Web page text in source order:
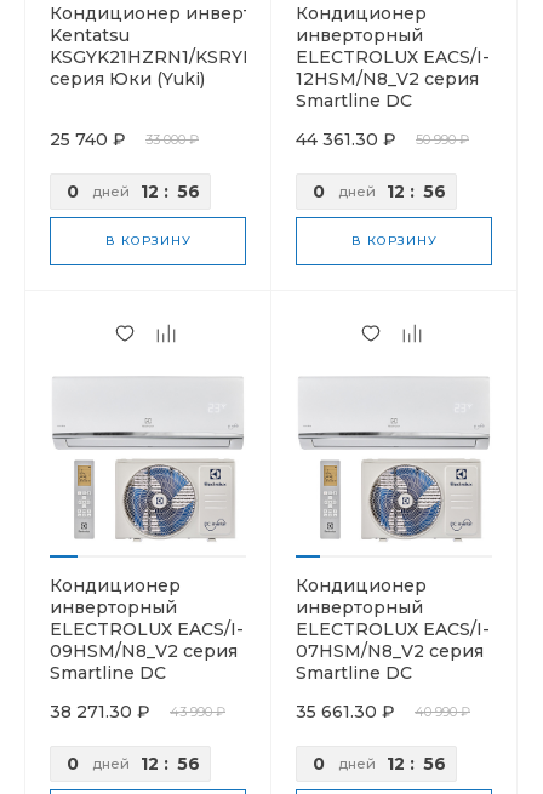
Кондиционер инверторный
Kentatsu
KSGYK21HZRN1/KSRYK21HZRN1
серия Юки (Yuki)
25 740 ₽ 33 000 ₽
0 дней 12 : 56
В КОРЗИНУ
Кондиционер
инверторный
ELECTROLUX EACS/I-
12HSM/N8_V2 серия
Smartline DC
44 361.30 ₽
50 990 ₽
0 дней 12 : 56
В КОРЗИНУ
Кондиционер
инверторный
ELECTROLUX EACS/I-
09HSM/N8_V2 серия
Smartline DC
38 271.30 ₽
43 990 ₽
0 дней 12 : 56
Кондиционер
инверторный
ELECTROLUX EACS/I-
07HSM/N8_V2 серия
Smartline DC
35 661.30 ₽
40 990 ₽
0 дней 12 : 56